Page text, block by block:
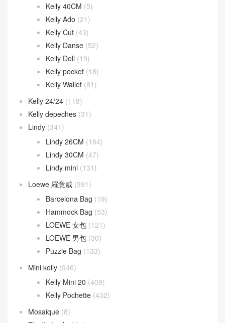
Halzan(46)
Halzan 25cm (9)
Halzan 31cm(7)
Halzan Mini(30)
Herbag(28)
In the-loop (14)
Jige Elan(44)
Jypsiere(9)
kelly(1,383)
Kelly 25CM
Kelly 28CM(350)
Kelly 32CM(55)
Kelly 35CM(6)
Kelly 40CM(5)
Kelly Ado
(21)
Kelly Cut (43)
Kelly Danse(52)
Kelly Doll(19)
Kelly pocket (18)
Kelly depeches
(31)
(341)
Lindy 26CM